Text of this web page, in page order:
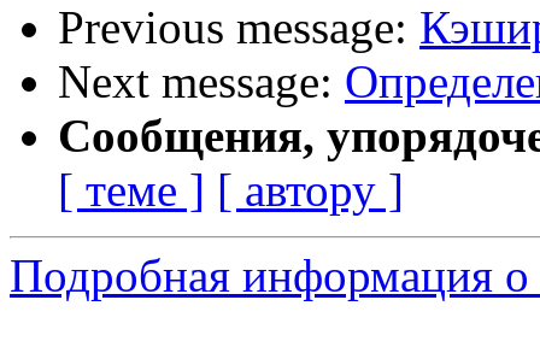
Previous message:
Next message:
Сообщения,
[ теме ] [ автору ]
Подробная информация